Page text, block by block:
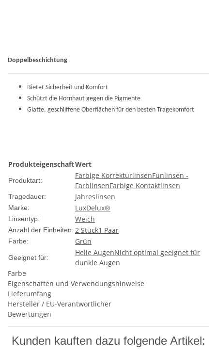
Doppelbeschichtung
Bietet Sicherheit und Komfort
Schützt die Hornhaut gegen die Pigmente
Glatte, geschliffene Oberflächen für den besten Tragekomfort
ProdukteigenschaftWert
Produktart:
Farbige KorrekturlinsenFunlinsen -
FarblinsenFarbige Kontaktlinsen
Tragedauer: Jahreslinsen
Marke: LuxDelux®
Linsentyp: Weich
Anzahl der Einheiten: 2 Stück1 Paar
Farbe: Grün
Geeignet für:
Helle AugenNicht optimal geeignet für
dunkle Augen
Farbe
Eigenschaften und Verwendungshinweise
Lieferumfang
Hersteller / EU-Verantwortlicher
Bewertungen
Kunden kauften dazu folgende Artikel: